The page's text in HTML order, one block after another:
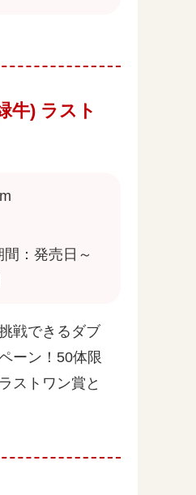
牛) ラスト
：発売日～
戦できるダブ
ーン！50体限
ストワン賞と